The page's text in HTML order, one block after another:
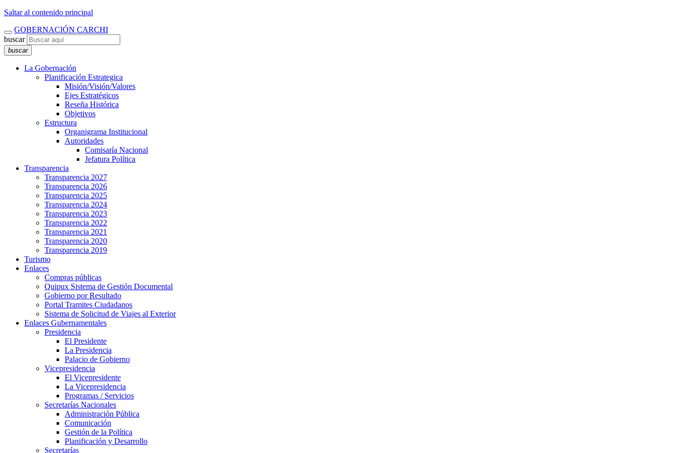
Saltar al contenido principal
GOBERNACIÓN CARCHI
buscar
buscar
La Gobernación
Planificación Estrategica
Misión/Visión/Valores
Ejes Estratégicos
Reseña Histórica
Objetivos
Estructura
Organigrama Institucional
Autoridades
Comisaría Nacional
Jefatura Política
Transparencia
Transparencia 2027
Transparencia 2026
Transparencia 2025
Transparencia 2024
Transparencia 2023
Transparencia 2022
Transparencia 2021
Transparencia 2020
Transparencia 2019
Turismo
Enlaces
Compras públicas
Quipux Sistema de Gestión Documental
Gobierno por Resultado
Portal Tramites Ciudadanos
Sistema de Solicitud de Viajes al Exterior
Enlaces Gubernamentales
Presidencia
El Presidente
La Presidencia
Palacio de Gobierno
Vicepresidencia
El Vicepresidente
La Vicepresidencia
Programas / Servicios
Secretarías Nacionales
Administración Pública
Comunicación
Gestión de la Política
Planificación y Desarrollo
Secretarías